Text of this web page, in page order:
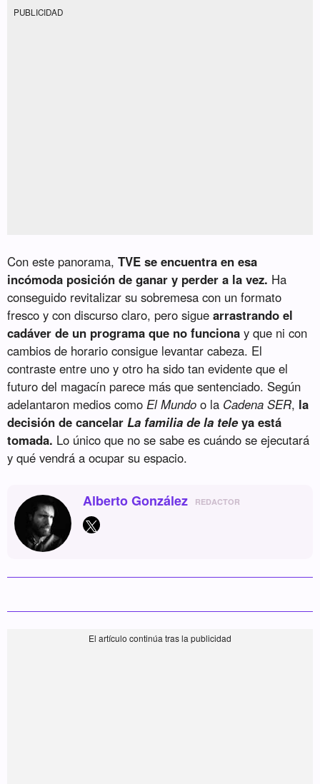
PUBLICIDAD
Con este panorama,TVE se encuentra en esa
incómoda posición de ganar y perder a la vez. Ha
conseguido revitalizar su sobremesa con un formato
fresco y con discurso claro, pero sigue arrastrando el
cadáver de un programa que no funciona y que ni con
cambios de horario consigue levantar cabeza. El
contraste entre uno y otro ha sido tan evidente que el
futuro del magacín parece más que sentenciado. Según
adelantaron medios comoEl Mundo o la Cadena SER, la
decisión de cancelarLa familia de la teleya está
tomada. Lo único que no se sabe es cuándo se ejecutará
y qué vendrá a ocupar su espacio.
Alberto González REDACTOR